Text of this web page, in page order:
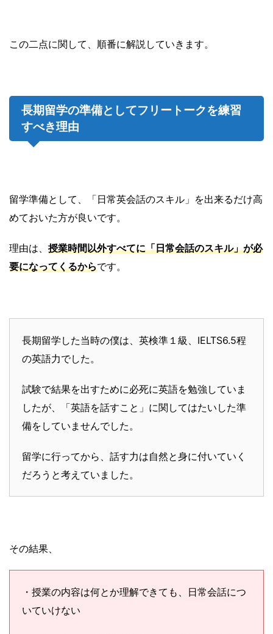
この二点に関して、順番に解説していきます。
長期留学の準備としてフリートークを練習
すべき理由
留学準備として、「日常英会話のスキル」を出来るだけ高
めておいた方が良いです。
理由は、 授業時間以外すべてに「日常会話のスキル」が必
要になってくるからです。
長期留学した当時の僕は、英検準１級、IELTS6.5程
の英語力でした。
試験で結果を出すために必死に英語を勉強していま
したが、「英語を話すこと」に関してはたいした準
備をしていませんでした。
留学に行ってから、話す力は自然と身に付いていく
だろうと考えていました。
その結果、
・授業の内容は何とか理解できても、日常会話につ
いていけない